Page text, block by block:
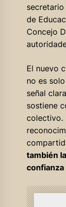
de
Concejo
El nuevo
no es
señal
sostiene
colectivo.
también
confianza